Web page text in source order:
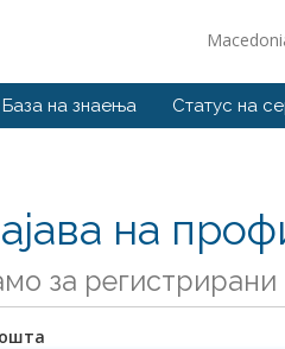
База на знаења Статус на
на
за регистрирани